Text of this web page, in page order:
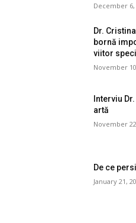
December 6,
Dr.
bornă
viitor
November
Interviu
artă
November
De ce
January 21,